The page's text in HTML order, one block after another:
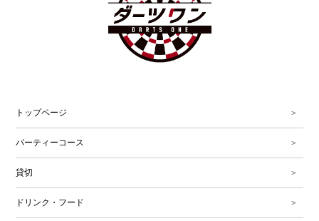
トップページ
パーティーコース
貸切
ドリンク・フード